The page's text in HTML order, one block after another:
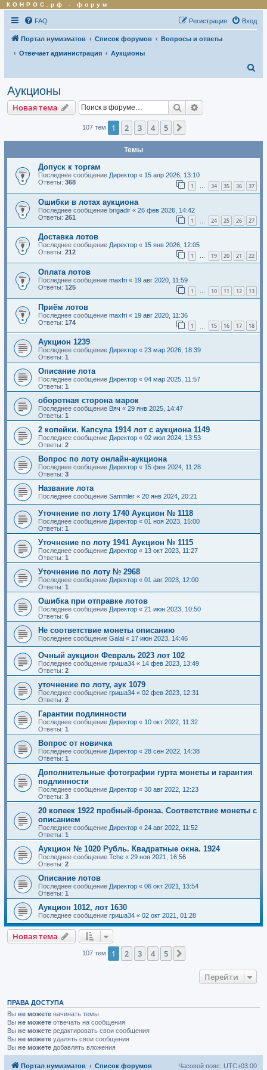
КОНРОС.рф - форум
FAQ Вход
Регистрация
Портал нумизматов Список форумов
Вопросы и ответы
Отвечает администрация
Аукционы
Аукционы
Новая тема Поиск
107 тем 1 2 3 4 5
Темы
Допуск к торгам
Последнее сообщение Директор « 15 апр 2026, 13:10
Ответы: 368 1 … 34 35 36 37
Ошибки в лотах аукциона
Последнее сообщение brigadir « 26 фев 2026, 14:42
Ответы: 261 1 24 25 26 27
Доставка лотов
Последнее сообщение Директор « 15 янв 2026, 12:05
Ответы: 212 1 … 19 20 21 22
Оплата лотов
Последнее сообщение maxfri « 19 авг 2020, 11:59
Ответы: 125 1 … 10 11 12 13
Приём лотов
Последнее сообщение maxfri « 19 авг 2020, 11:36
Ответы: 174 1 15 16 17 18
Аукцион 1239
Последнее сообщение Директор « 23 мар 2026, 18:39
Ответы: 1
Описание лота
Последнее сообщение Директор « 04 мар 2025, 11:57
Ответы: 1
оборотная сторона марок
Последнее сообщение Вяч « 29 янв 2025, 14:47
Ответы: 1
2 копейки. Капсула 1914 лот с аукциона 1149
Последнее сообщение Директор « 02 июл 2024, 13:53
Ответы: 2
Вопрос по лоту онлайн-аукциона
Последнее сообщение Директор « 15 фев 2024, 11:28
Ответы: 3
Название лота
Последнее сообщение Sammler « 20 янв 2024, 20:21
Уточнение по лоту 1740 Аукцион № 1118
Последнее сообщение Директор « 01 ноя 2023, 15:00
Ответы: 1
Уточнение по лоту 1941 Аукцион № 1115
Последнее сообщение Директор « 13 окт 2023, 11:27
Ответы: 1
Уточнение по лоту № 2968
Последнее сообщение Директор « 01 авг 2023, 12:00
Ответы: 1
Ошибка при отправке лотов
Последнее сообщение Директор « 21 июн 2023, 10:50
Ответы: 6
Не соответствие монеты описанию
Последнее сообщение Galal « 17 июн 2023, 14:46
Очный аукцион Февраль 2023 лот 102
Последнее сообщение гриша34 « 14 фев 2023, 13:49
Ответы: 2
уточнение по лоту, аук 1079
Последнее сообщение гриша34 « 02 фев 2023, 12:31
Ответы: 2
Гарантии подлинности
Последнее сообщение Директор « 10 окт 2022, 11:32
Ответы: 1
Вопрос от новичка
Последнее сообщение Директор « 28 сен 2022, 14:38
Ответы: 1
Дополнительные фотографии гурта монеты и гарантия
подлинности
Последнее сообщение Директор « 30 авг 2022, 12:23
Ответы: 3
20 копеек 1922 пробный-бронза. Соответствие монеты с
описанием
Последнее сообщение Директор « 24 авг 2022, 11:52
Ответы: 1
Аукцион № 1020 Рубль. Квадратные окна. 1924
Последнее сообщение Tche « 29 ноя 2021, 16:56
Ответы: 2
Описание лотов
Последнее сообщение Директор « 06 окт 2021, 13:54
Ответы: 1
Аукцион 1012, лот 1630
Последнее сообщение гриша34 « 02 окт 2021, 01:28
Новая тема
107 тем 1 2 3 4 5
Перейти
ПРАВА ДОСТУПА
Вы не можете начинать темы
Вы не можете отвечать на сообщения
Вы не можете редактировать свои сообщения
Вы не можете удалять свои сообщения
Вы не можете добавлять вложения
Портал нумизматов Список форумов Часовой пояс: UTC+03:00